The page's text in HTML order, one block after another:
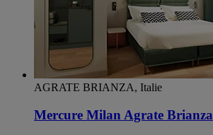
AGRATE BRIANZA, Italie
Mercure Milan Agrate Brianza